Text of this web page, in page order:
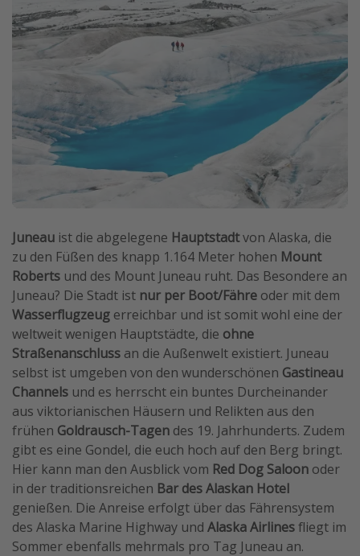
Juneau ist die abgelegene Hauptstadtvon Alaska, die
zu den Füßen des knapp 1.164 Meter hohen Mount
Roberts und des Mount Juneau ruht. Das Besondere an
Juneau? Die Stadt ist nur per Boot/Fähre oder mit dem
Wasserflugzeug erreichbar und ist somit wohl eine der
weltweit wenigen Hauptstädte, die ohne
Straßenanschluss an die Außenwelt existiert. Juneau
selbst ist umgeben von den wunderschönen Gastineau
Channels und es herrscht ein buntes Durcheinander
aus viktorianischen Häusern und Relikten aus den
frühen Goldrausch-Tagen des 19. Jahrhunderts. Zudem
gibt es eine Gondel, die euch hoch auf den Berg bringt.
Hier kann man den Ausblick vom Red Dog Saloon oder
in der traditionsreichen Bar des Alaskan Hotel
genießen. Die Anreise erfolgt über das Fährensystem
des Alaska Marine Highway und Alaska Airlinesfliegt im
Sommer ebenfalls mehrmals pro Tag Juneau an.